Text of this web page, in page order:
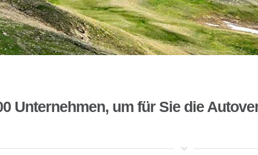
Unternehmen, um für Sie die